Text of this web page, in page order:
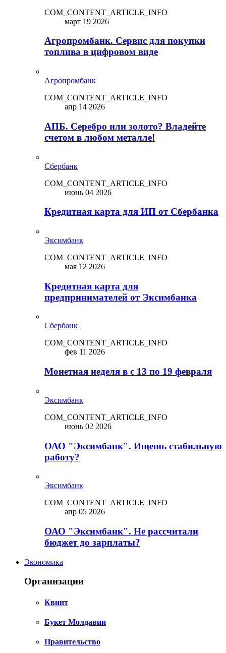
COM_CONTENT_ARTICLE_INFO
март 19 2026
Агропромбанк. Сервис для покупки
топлива в цифровом виде
Агропромбанк
COM_CONTENT_ARTICLE_INFO
апр 14 2026
АПБ. Серебро или золото? Владейте
счетом в любом металле!
Сбербанк
COM_CONTENT_ARTICLE_INFO
июнь 04 2026
Кредитная карта для ИП от Сбербанка
Эксимбанк
COM_CONTENT_ARTICLE_INFO
мая 12 2026
Кредитная карта для
предпринимателей от Эксимбанка
Сбербанк
COM_CONTENT_ARTICLE_INFO
фев 11 2026
Монетная неделя в с 13 по 19 февраля
Эксимбанк
COM_CONTENT_ARTICLE_INFO
июнь 02 2026
ОАО "Эксимбанк". Ищешь стабильную
работу?
Эксимбанк
COM_CONTENT_ARTICLE_INFO
апр 05 2026
ОАО "Эксимбанк". Не рассчитали
бюджет до зарплаты?
Экономика
Организации
Квинт
Букет Молдавии
Правительство